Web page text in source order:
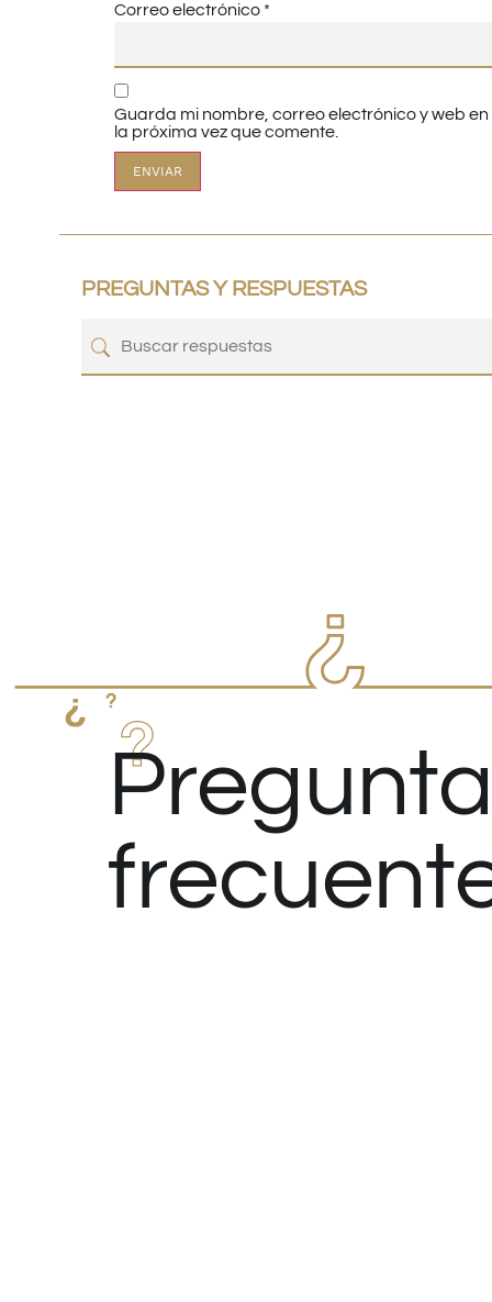
Correo electrónico *
Guarda mi nombre, correo electrónico y web
la próxima vez que comente.
PREGUNTAS Y RESPUESTAS